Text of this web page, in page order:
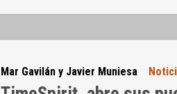
Mar Gavilán y Javier Muniesa